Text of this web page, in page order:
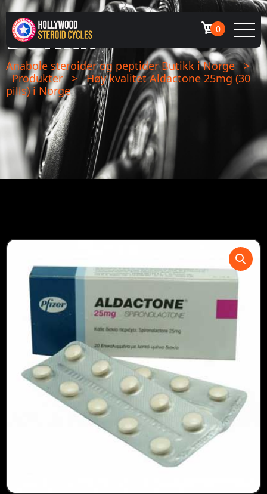
0
BUTIKK
Anabole steroider og peptider Butikk i Norge >
Produkter > Høy kvalitet Aldactone 25mg (30
pills) i Norge